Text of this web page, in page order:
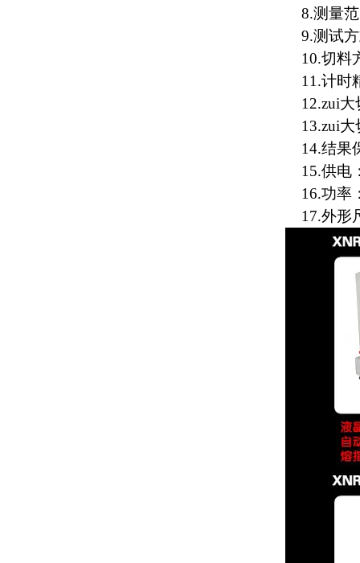
8.测量
9.测试
10.切料
11.计时
12.zui大
13.zui大
14.结果
15.供电
16.功率
17.外形